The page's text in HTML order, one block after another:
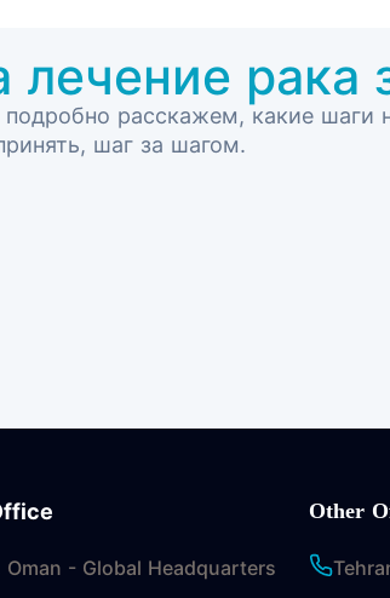
лечение рака
расскажем, какие шаги
шаг за шагом.
Oman - Global Headquarters
Other